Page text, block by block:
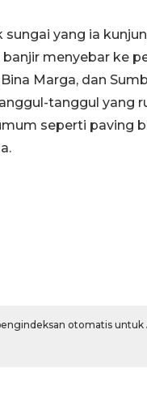
yang ia
menyebar ke
Marga, dan
tanggul yang
seperti paving
otomatis untuk
Persebaya